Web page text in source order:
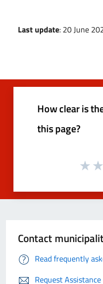
Last update: 20 June
How clear is
this page?
Contact
Read frequently
Request Assistance